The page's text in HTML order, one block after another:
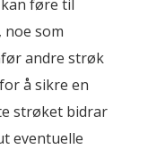
føre til
som
andre strøk
å sikre en
strøket bidrar
eventuelle